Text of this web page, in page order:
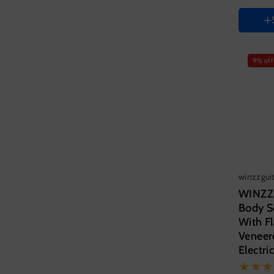
Hand
Right
Carbon
Fiber
9% off
Body
With